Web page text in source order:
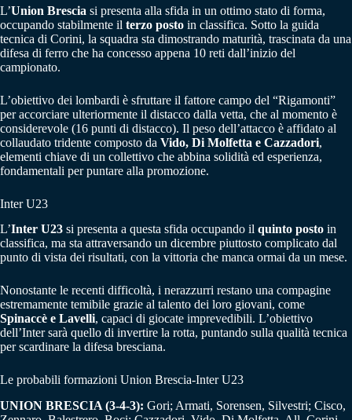
L’Union Brescia si presenta alla sfida in un ottimo stato di forma,
occupando stabilmente il terzo posto in classifica. Sotto la guida
tecnica di Corini, la squadra sta dimostrando maturità, trascinata da una
difesa di ferro che ha concesso appena 10 reti dall’inizio del
campionato.
L’obiettivo dei lombardi è sfruttare il fattore campo del “Rigamonti”
per accorciare ulteriormente il distacco dalla vetta, che al momento è
considerevole (16 punti di distacco). Il peso dell’attacco è affidato al
collaudato tridente composto da Vido, Di Molfetta e Cazzadori,
elementi chiave di un collettivo che abbina solidità ed esperienza,
fondamentali per puntare alla promozione.
Inter U23
L’Inter U23 si presenta a questa sfida occupando il quinto posto in
classifica, ma sta attraversando un dicembre piuttosto complicato dal
punto di vista dei risultati, con la vittoria che manca ormai da un mese.
Nonostante le recenti difficoltà, i nerazzurri restano una compagine
estremamente temibile grazie al talento dei loro giovani, come
Spinaccè e Lavelli, capaci di giocate imprevedibili. L’obiettivo
dell’Inter sarà quello di invertire la rotta, puntando sulla qualità tecnica
per scardinare la difesa bresciana.
Le probabili formazioni Union Brescia-Inter U23
UNION BRESCIA (3-4-3): Gori; Armati, Sorensen, Silvestri; Cisco,